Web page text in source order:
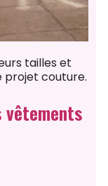
tailles et
projet couture.
vêtements